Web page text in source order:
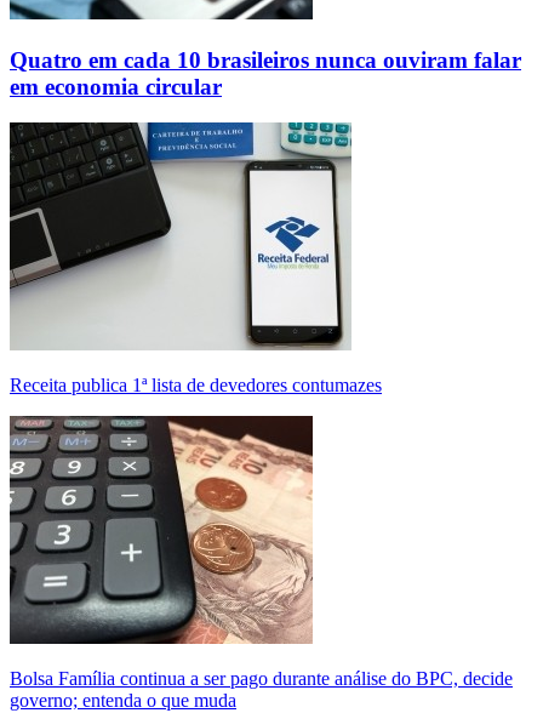
Quatro em cada 10 brasileiros nunca ouviram falar
em economia circular
Receita publica 1ª lista de devedores contumazes
Bolsa Família continua a ser pago durante análise do BPC, decide
governo; entenda o que muda